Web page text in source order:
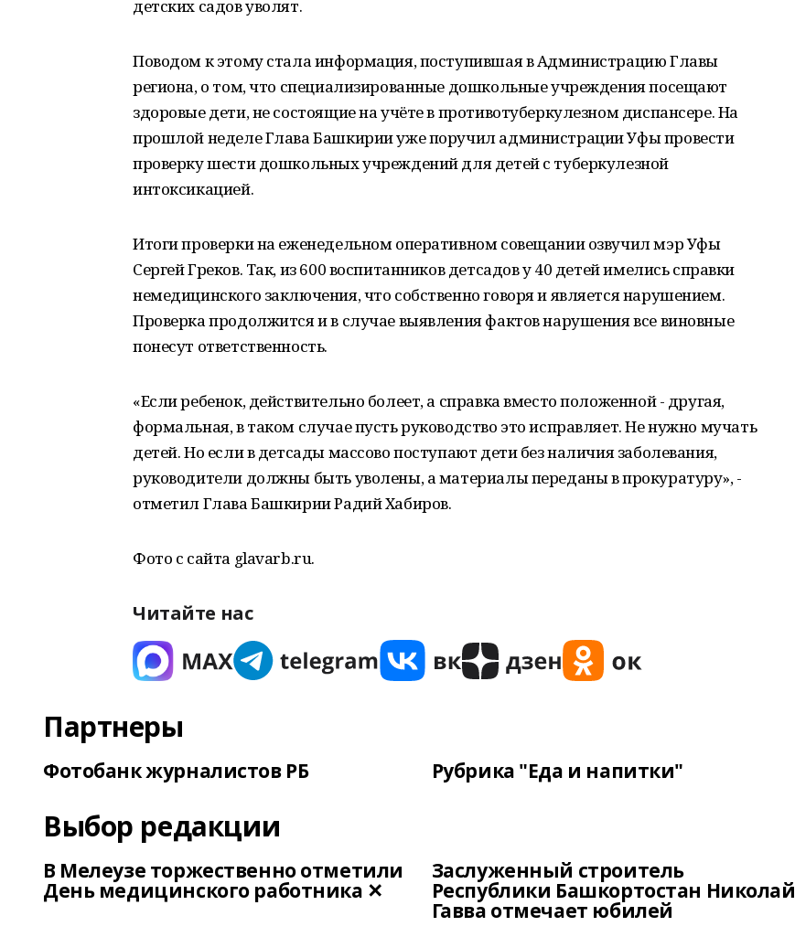
детских садов уволят.
Поводом к этому стала информация, поступившая в Администрацию Главы
региона, о том, что специализированные дошкольные учреждения посещают
здоровые дети, не состоящие на учёте в противотуберкулезном диспансере. На
прошлой неделе Глава Башкирии уже поручил администрации Уфы провести
проверку шести дошкольных учреждений для детей с туберкулезной
интоксикацией.
Итоги проверки на еженедельном оперативном совещании озвучил мэр Уфы
Сергей Греков. Так, из 600 воспитанников детсадов у 40 детей имелись справки
немедицинского заключения, что собственно говоря и является нарушением.
Проверка продолжится и в случае выявления фактов нарушения все виновные
понесут ответственность.
«Если ребенок, действительно болеет, а справка вместо положенной - другая,
формальная, в таком случае пусть руководство это исправляет. Не нужно мучать
детей. Но если в детсады массово поступают дети без наличия заболевания,
руководители должны быть уволены, а материалы переданы в прокуратуру», -
отметил Глава Башкирии Радий Хабиров.
Фото с сайта glavarb.ru.
Читайте нас
Партнеры
Фотобанк журналистов РБ Рубрика "Еда и напитки"
Выбор редакции
В Мелеузе торжественно отметили
День медицинского работника ✕
Заслуженный строитель
Республики Башкортостан Николай
Гавва отмечает юбилей